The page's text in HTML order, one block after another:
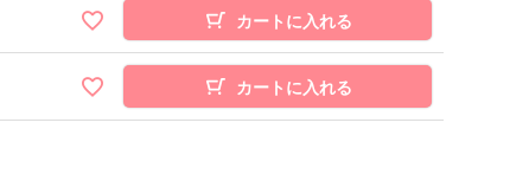
カートに入れる
カートに入れる